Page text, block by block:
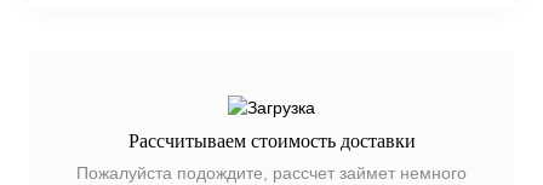
Рассчитываем стоимость доставки
Пожалуйста подождите, рассчет займет немного